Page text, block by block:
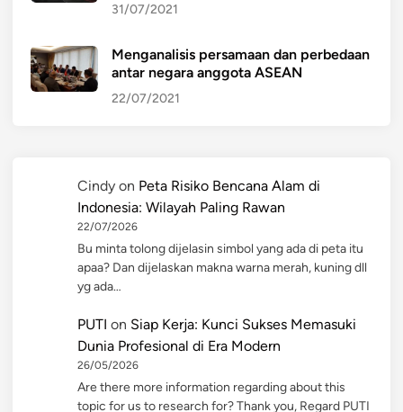
31/07/2021
Menganalisis persamaan dan perbedaan
antar negara anggota ASEAN
22/07/2021
Cindy on Peta Risiko Bencana Alam di
Indonesia: Wilayah Paling Rawan
22/07/2026
Bu minta tolong dijelasin simbol yang ada di peta itu
apaa? Dan dijelaskan makna warna merah, kuning dll
yg ada…
PUTI on Siap Kerja: Kunci Sukses Memasuki
Dunia Profesional di Era Modern
26/05/2026
Are there more information regarding about this
topic for us to research for? Thank you, Regard PUTI